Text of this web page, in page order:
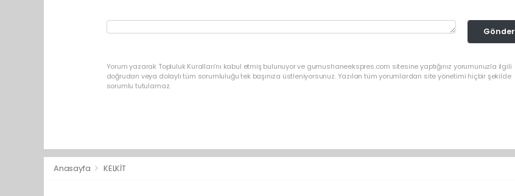
Gönder
Yorum yazarak Topluluk Kuralları’nı kabul etmiş bulunuyor ve gumushaneekspres.com sitesine yaptığınız yorumunuzla ilgili
doğrudan veya dolaylı tüm sorumluluğu tek başınıza üstleniyorsunuz. Yazılan tüm yorumlardan site yönetimi hiçbir şekilde
sorumlu tutulamaz.
Anasayfa KELKİT